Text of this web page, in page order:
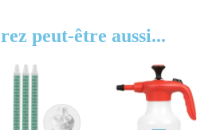
peut-être aussi...